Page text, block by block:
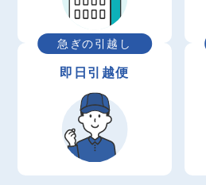
急ぎの引越し
即日引越便